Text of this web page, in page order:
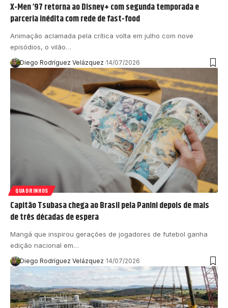
X-Men ’97 retorna ao Disney+ com segunda temporada e
parceria inédita com rede de fast-food
Animação aclamada pela crítica volta em julho com nove
episódios, o vilão…
Diego Rodríguez Velázquez 14/07/2026
QUADRINHOS
Capitão Tsubasa chega ao Brasil pela Panini depois de mais
de três décadas de espera
Mangá que inspirou gerações de jogadores de futebol ganha
edição nacional em…
Diego Rodríguez Velázquez 14/07/2026